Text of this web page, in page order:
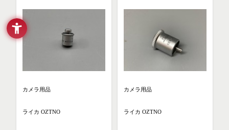
カメラ用品
ライカ OZTNO
カメラ用品
ライカ OZTNO